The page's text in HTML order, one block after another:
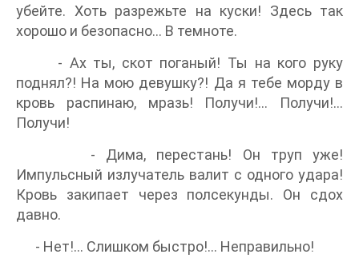
убейте. Хоть разрежьте на куски! Здесь так
хорошо и безопасно… В темноте.
- Ах ты, скот поганый! Ты на кого руку
поднял?! На мою девушку?! Да я тебе морду в
кровь распинаю, мразь! Получи!... Получи!...
Получи!
- Дима, перестань! Он труп уже!
Импульсный излучатель валит с одного удара!
Кровь закипает через полсекунды. Он сдох
давно.
- Нет!... Слишком быстро!... Неправильно!